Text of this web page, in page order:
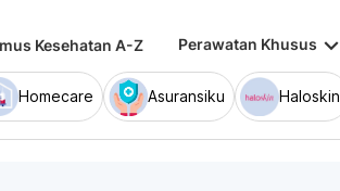
Kesehatan A-Z Perawatan Khusus keyboard_arrow_down
Homecare Asuransiku Haloskin